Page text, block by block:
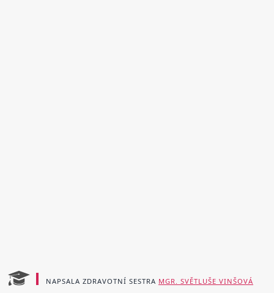
NAPSALA ZDRAVOTNÍ SESTRA MGR. SVĚTLUŠE VINŠOVÁ